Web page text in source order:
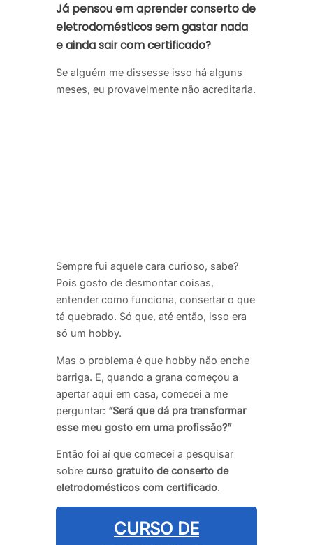
Já pensou em aprender conserto de
eletrodomésticos sem gastar nada
e ainda sair com certificado?
Se alguém me dissesse isso há alguns
meses, eu provavelmente não acreditaria.
Sempre fui aquele cara curioso, sabe?
Pois gosto de desmontar coisas,
entender como funciona, consertar o que
tá quebrado. Só que, até então, isso era
só um hobby.
Mas o problema é que hobby não enche
barriga. E, quando a grana começou a
apertar aqui em casa, comecei a me
perguntar: “Será que dá pra transformar
esse meu gosto em uma profissão?”
Então foi aí que comecei a pesquisar
sobre curso gratuito de conserto de
eletrodomésticos com certificado.
CURSO DE